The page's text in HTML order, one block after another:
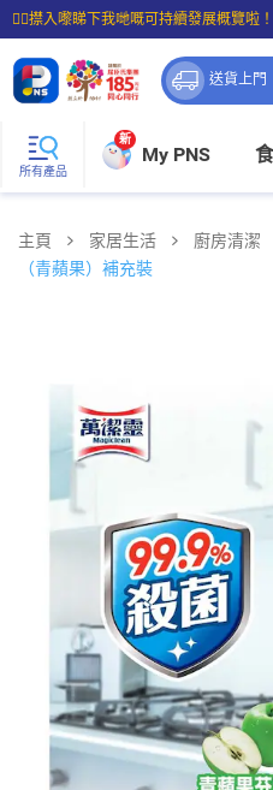
☝🏼㩒入嚟睇下我哋嘅可持續發展概覽啦！
⭐購物滿$399即享免費送貨；滿$100即
送貨上門
所有產品
新
My PNS
主頁 家居生活 廚房清潔
（青蘋果）補充裝